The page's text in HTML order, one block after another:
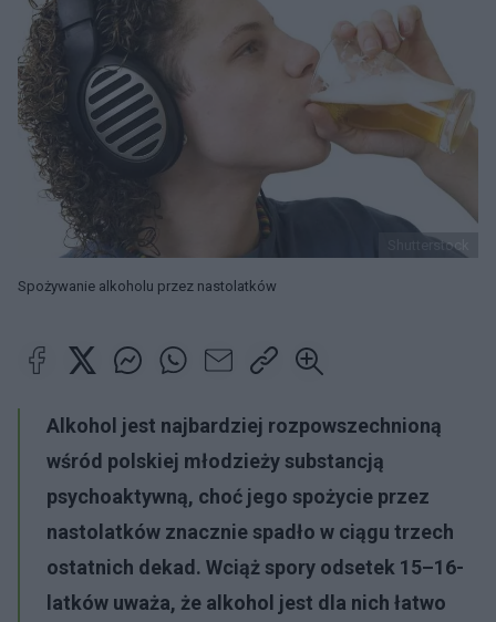
Shutterstock
Spożywanie alkoholu przez nastolatków
Alkohol jest najbardziej rozpowszechnioną
wśród polskiej młodzieży substancją
psychoaktywną, choć jego spożycie przez
nastolatków znacznie spadło w ciągu trzech
ostatnich dekad. Wciąż spory odsetek 15–16-
latków uważa, że alkohol jest dla nich łatwo